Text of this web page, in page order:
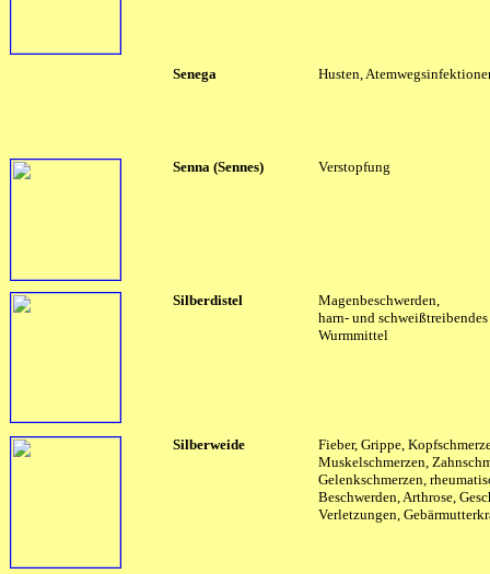
Senega Husten,
Senna (Sennes) Verstopfung
Silberdistel
Magenbeschwerden,
harn- und
Wurmmittel
Silberweide
Fieber, Grippe,
Muskelschmerzen,
Gelenkschmerzen,
Beschwerden, Arthrose,
Verletzungen,